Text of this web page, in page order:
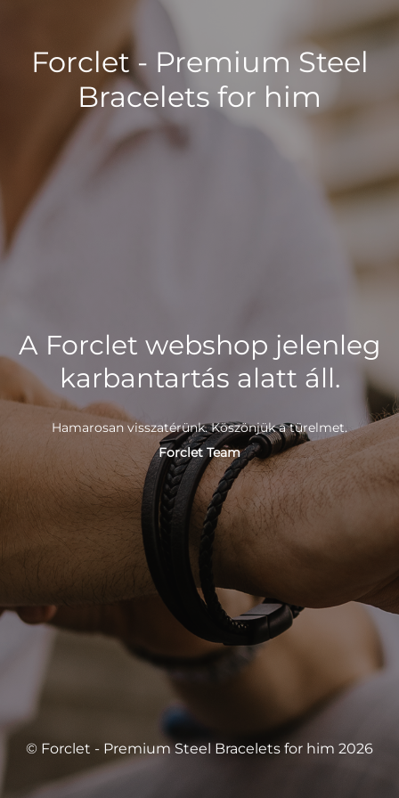
Forclet - Premium Steel
Bracelets for him
A Forclet webshop jelenleg
karbantartás alatt áll.
Hamarosan visszatérünk. Köszönjük a türelmet.
Forclet Team
© Forclet - Premium Steel Bracelets for him 2026